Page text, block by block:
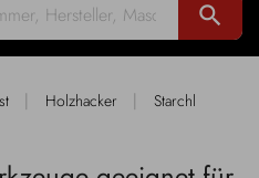
search
| Holzhacker | Starchl